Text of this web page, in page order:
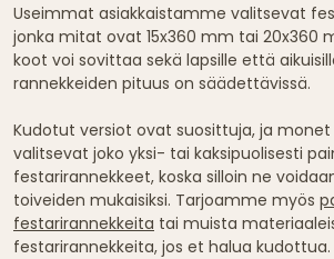
Useimmat asiakkaistamme valitsevat
jonka mitat ovat 15x360 mm tai 20x360
koot voi sovittaa sekä lapsille että
rannekkeiden pituus on säädettävissä.
Kudotut versiot ovat suosittuja, ja monet
valitsevat joko yksi- tai kaksipuolisesti
festarirannekkeet, koska silloin ne
toiveiden mukaisiksi. Tarjoamme myös
festarirannekkeita tai muista
festarirannekkeita, jos et halua kudottua.